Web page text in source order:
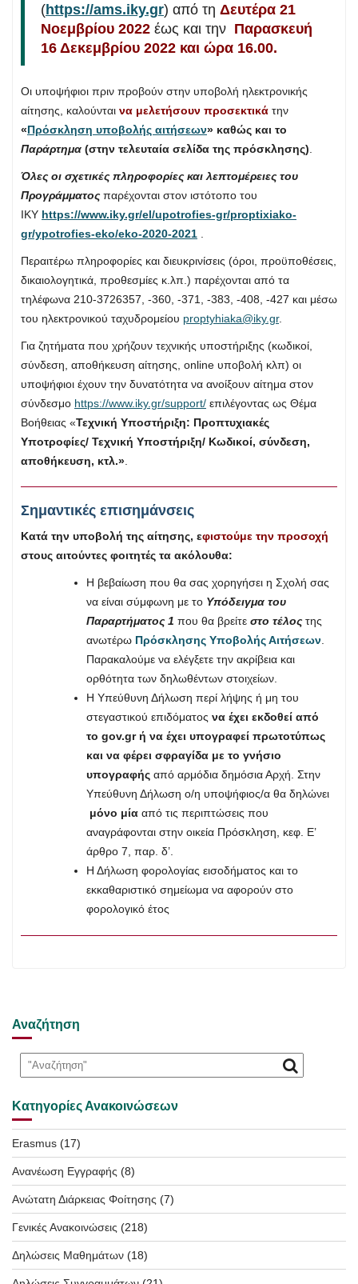
(https://ams.iky.gr) από τη Δευτέρα 21
Νοεμβρίου 2022 έως και την Παρασκευή
16 Δεκεμβρίου 2022 και ώρα 16.00.
Οι υποψήφιοι πριν προβούν στην υποβολή ηλεκτρονικής
αίτησης, καλούνται να μελετήσουν προσεκτικά την
«Πρόσκληση υποβολής αιτήσεων» καθώς και το
Παράρτημα (στην τελευταία σελίδα της πρόσκλησης)
Όλες οι σχετικές πληροφορίες και λεπτομέρειες του
Προγράμματοςπαρέχονται στον ιστότοπο του
ΙΚΥ https://www.iky.gr/el/upotrofies-gr/proptixiako-
gr/ypotrofies-eko/eko-2020-2021
Περαιτέρω πληροφορίες και διευκρινίσεις (όροι, προϋποθέσεις,
δικαιολογητικά, προθεσμίες κ.λπ.) παρέχονται από τα
τηλέφωνα 210-3726357, -360, -371, -383, -408, -427 και μέσω
του ηλεκτρονικού ταχυδρομείου proptyhiaka@iky.gr.
Για ζητήματα που χρήζουν τεχνικής υποστήριξης (κωδικοί,
σύνδεση, αποθήκευση αίτησης, online υποβολή κλπ) οι
υποψήφιοι έχουν την δυνατότητα να ανοίξουν αίτημα στον
σύνδεσμο https://www.iky.gr/support/ επιλέγοντας ως Θέμα
Βοήθειας «Τεχνική Υποστήριξη: Προπτυχιακές
Υποτροφίες/ Τεχνική Υποστήριξη/ Κωδικοί, σύνδεση,
αποθήκευση, κτλ.»
Σημαντικές επισημάνσεις
Κατά την υποβολή της αίτησης, εφιστούμε την προσοχή
στους αιτούντες φοιτητές τα ακόλουθα:
Η βεβαίωση που θα σας χορηγήσει η Σχολή σας
να είναι σύμφωνη με το Υπόδειγμα του
Παραρτήματος 1 που θα βρείτε στο τέλος της
ανωτέρω Πρόσκλησης Υποβολής Αιτήσεων
Παρακαλούμε να ελέγξετε την ακρίβεια και
ορθότητα των δηλωθέντων στοιχείων.
Η Υπεύθυνη Δήλωση περί λήψης ή μη του
στεγαστικού επιδόματος να έχει εκδοθεί από
το gov.grή να έχει υπογραφεί πρωτοτύπως
και να φέρει σφραγίδα με το γνήσιο
υπογραφής από αρμόδια δημόσια Αρχή. Στην
Υπεύθυνη Δήλωση ο/η υποψήφιος/α θα δηλώνει
μόνο μία από τις περιπτώσεις που
αναγράφονται στην οικεία Πρόσκληση, κεφ. Ε’
άρθρο 7, παρ. δ’.
Η Δήλωση φορολογίας εισοδήματος και το
εκκαθαριστικό σημείωμα να αφορούν στο
φορολογικό έτος
Αναζήτηση
Κατηγορίες Ανακοινώσεων
Erasmus (17)
Ανανέωση Εγγραφής (8)
Ανώτατη Διάρκειας Φοίτησης (7)
Γενικές Ανακοινώσεις (218)
Δηλώσεις Μαθημάτων (18)